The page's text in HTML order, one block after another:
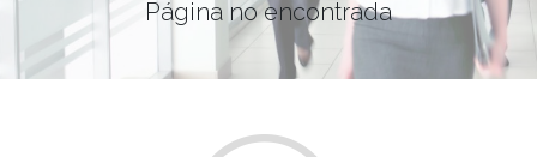
Página no encontrada